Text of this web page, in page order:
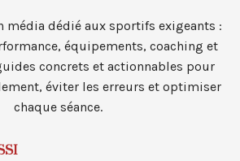
média dédié aux sportifs exigeants :
équipements, coaching et
concrets et actionnables pour
éviter les erreurs et optimiser
chaque séance.